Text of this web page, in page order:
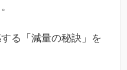
る「減量の秘訣」を